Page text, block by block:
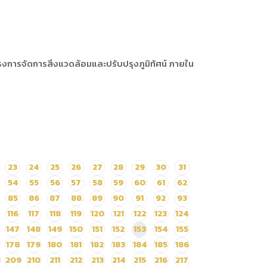
งการจัดการสิ่งแวดล้อมและปรับปรุงภูมิทัศน์ ภายใน
23 24 25 26 27 28 29 30
31
54 55 56 57 58 59 60 61
62
85 86 87 88 89 90 91 92
93
116 117 118 119 120 121 122 123
124
147 148 149 150 151 152 153 154
155
178 179 180 181 182 183 184 185
186
209 210 211 212 213 214 215 216 217